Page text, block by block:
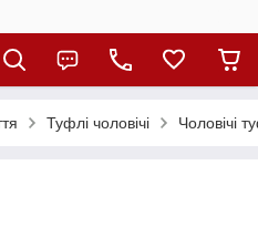
Туфлі чоловічі Чоловічі